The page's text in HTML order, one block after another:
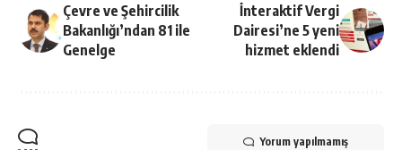
Çevre ve Şehircilik
Bakanlığı’ndan 81 ile
Genelge
İnteraktif Vergi
Dairesi’ne 5 yeni
hizmet eklendi
Yorum yapılmamış